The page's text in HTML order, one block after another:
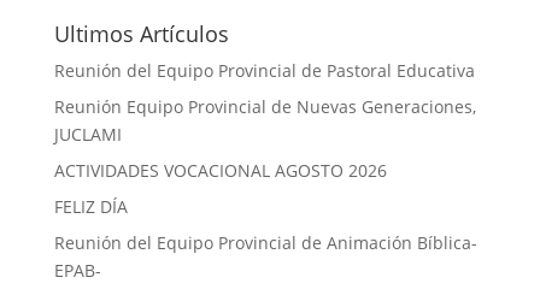
Ultimos Artículos
Reunión del Equipo Provincial de Pastoral Educativa
Reunión Equipo Provincial de Nuevas Generaciones,
JUCLAMI
ACTIVIDADES VOCACIONAL AGOSTO 2026
FELIZ DÍA
Reunión del Equipo Provincial de Animación Bíblica-
EPAB-